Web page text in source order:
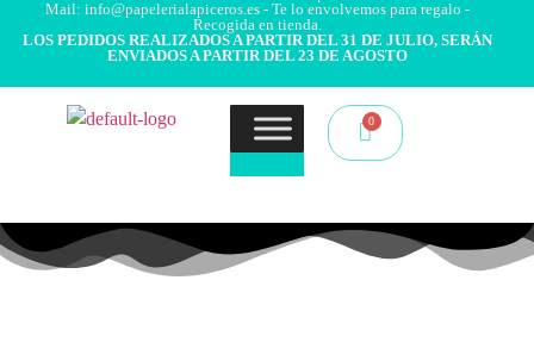
Mail: info@papelerialapiceros.es - Te lo envolvemos para regalo -
Recogida en tienda.
LOS PEDIDOS REALIZADOS A PARTIR DEL 31 DE JULIO, SERÁN
ENVIADOS A PARTIR DEL 23 DE AGOSTO